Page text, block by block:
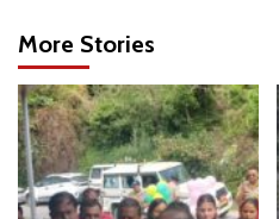
More Stories